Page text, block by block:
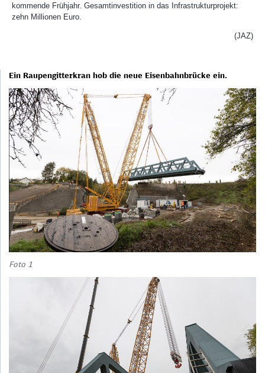
kommende Frühjahr. Gesamtinvestition in das Infrastrukturprojekt:
zehn Millionen Euro.
(JAZ)
Ein Raupengitterkran hob die neue Eisenbahnbrücke ein.
Foto 1